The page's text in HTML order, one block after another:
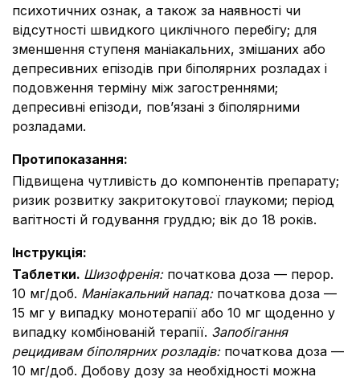
психотичних ознак, а також за наявності чи
відсутності швидкого циклічного перебігу; для
зменшення ступеня маніакальних, змішаних або
депресивних епізодів при біполярних розладах і
подовження терміну між загостреннями;
депресивні епізоди, пов’язані з біполярними
розладами.
Протипоказання:
Підвищена чутливість до компонентів препарату;
ризик розвитку закритокутової глаукоми; період
вагітності й годування груддю; вік до 18 років.
Інструкція:
Таблетки. Шизофренія:початкова доза — перор.
10 мг/доб. Маніакальний напад:початкова доза —
15 мг у випадку монотерапії або 10 мг щоденно у
випадку комбінованій терапії. Запобігання
рецидивам біполярних розладів:початкова доза —
10 мг/доб. Добову дозу за необхідності можна